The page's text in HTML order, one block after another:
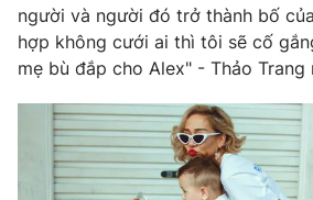
người và người đó trở thành bố
hợp không cưới ai thì tôi sẽ cố
mẹ bù đắp cho Alex" - Thảo Trang